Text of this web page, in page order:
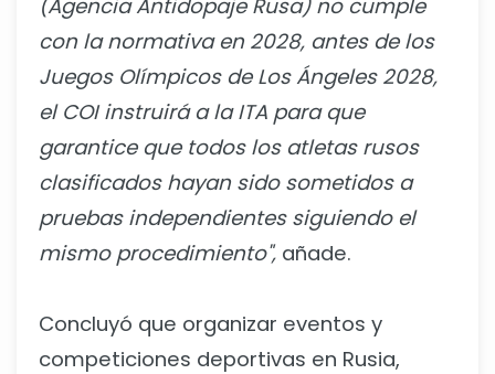
(Agencia Antidopaje Rusa) no cumple
con la normativa en 2028, antes de los
Juegos Olímpicos de Los Ángeles 2028,
el COI instruirá a la ITA para que
garantice que todos los atletas rusos
clasificados hayan sido sometidos a
pruebas independientes siguiendo el
mismo procedimiento", añade.
Concluyó que organizar eventos y
competiciones deportivas en Rusia,